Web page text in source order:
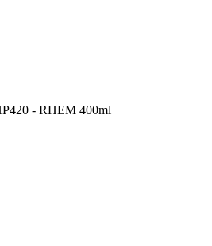
- RHEM 400ml